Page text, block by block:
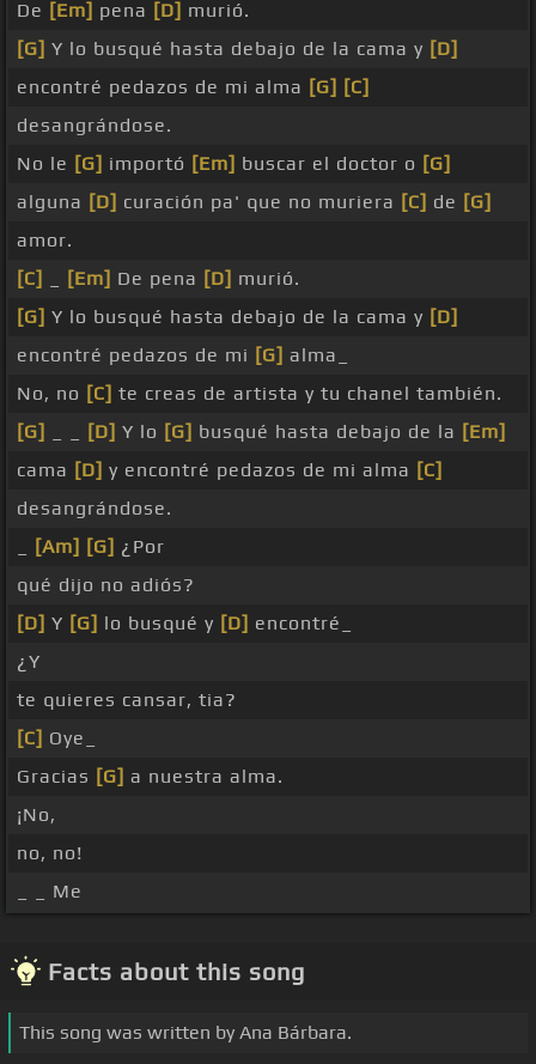
De [Em] pena [D] murió.
[G] Y lo busqué hasta debajo de la cama y [D]
encontré pedazos de mi alma [G] [C]
desangrándose.
No le [G] importó [Em] buscar el doctor o [G]
alguna [D] curación pa' que no muriera [C] de [G]
amor.
[C]
[Em] De pena [D] murió.
[G] Y lo busqué hasta debajo de la cama y [D]
encontré pedazos de mi [G] alma_
No, no [C] te creas de artista y tu chanel también.
[G]
[D] Y lo [G] busqué hasta debajo de la [Em]
cama [D] y encontré pedazos de mi alma [C]
desangrándose.
[Am] [G] ¿Por
qué dijo no adiós?
[D] Y [G] lo busqué y [D] encontré_
¿Y
te quieres cansar, tia?
[C] Oye_
Gracias [G] a nuestra alma.
¡No,
no, no!
_ _ Me
Facts about this song
This song was written by Ana Bárbara.